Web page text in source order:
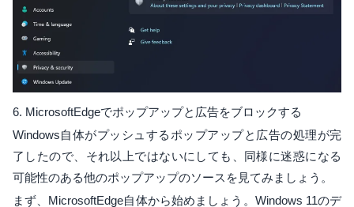
6. MicrosoftEdgeでポップアップと広告をブロックする
Windows自体がプッシュするポップアップと広告の処理が完
了したので、それ以上ではないにしても、同様に迷惑になる
可能性のある他のポップアップのソースを見てみましょう。
まず、MicrosoftEdge自体から始めましょう。Windows 11のデ